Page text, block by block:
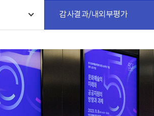
감사결과/내외부평가